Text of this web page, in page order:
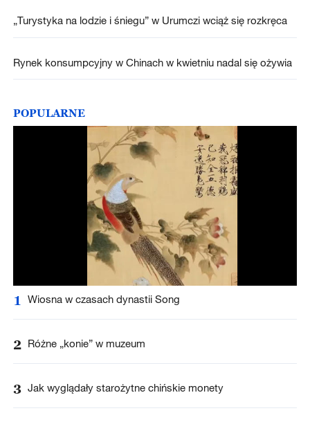
„Turystyka na lodzie i śniegu” w Urumczi wciąż się rozkręca
Rynek konsumpcyjny w Chinach w kwietniu nadal się ożywia
POPULARNE
1 Wiosna w czasach dynastii Song
2 Różne „konie” w muzeum
3 Jak wyglądały starożytne chińskie monety